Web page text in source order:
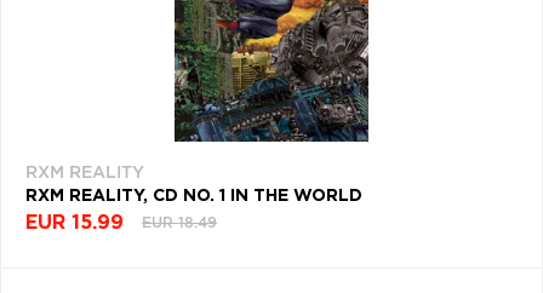
RXM REALITY
RXM REALITY, CD NO. 1 IN THE WORLD
EUR 15.99 EUR 18.49